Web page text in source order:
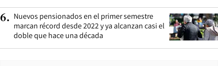
6. Nuevos pensionados en el primer semestre
marcan récord desde 2022 y ya alcanzan casi el
doble que hace una década